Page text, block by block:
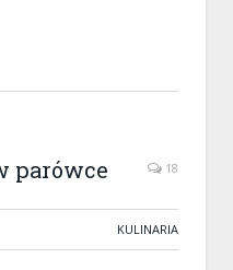
parówce 18
KULINARIA